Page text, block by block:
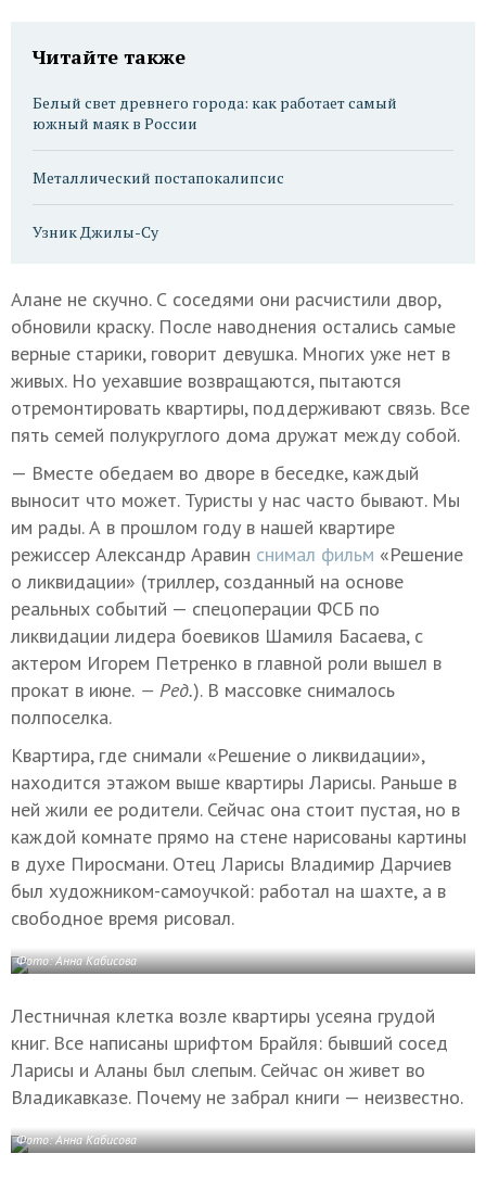
Читайте также
Белый свет древнего города: как работает самый
южный маяк в России
Металлический постапокалипсис
Узник Джилы-Су
Алане не скучно. С соседями они расчистили двор,
обновили краску. После наводнения остались самые
верные старики, говорит девушка. Многих уже нет в
живых. Но уехавшие возвращаются, пытаются
отремонтировать квартиры, поддерживают связь. Все
пять семей полукруглого дома дружат между собой.
— Вместе обедаем во дворе в беседке, каждый
выносит что может. Туристы у нас часто бывают. Мы
им рады. А в прошлом году в нашей квартире
режиссер Александр Аравин снимал фильм «Решение
о ликвидации» (триллер, созданный на основе
реальных событий — спецоперации ФСБ по
ликвидации лидера боевиков Шамиля Басаева, с
актером Игорем Петренко в главной роли вышел в
прокат в июне. — Ред.). В массовке снималось
полпоселка.
Квартира, где снимали «Решение о ликвидации»,
находится этажом выше квартиры Ларисы. Раньше в
ней жили ее родители. Сейчас она стоит пустая, но в
каждой комнате прямо на стене нарисованы картины
в духе Пиросмани. Отец Ларисы Владимир Дарчиев
был художником-самоучкой: работал на шахте, а в
свободное время рисовал.
Фото: Анна Кабисова
Лестничная клетка возле квартиры усеяна грудой
книг. Все написаны шрифтом Брайля: бывший сосед
Ларисы и Аланы был слепым. Сейчас он живет во
Владикавказе. Почему не забрал книги — неизвестно.
Фото: Анна Кабисова